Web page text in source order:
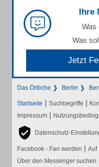
Ihre
Was
Was
Jetzt
Das Örtliche Berlin
Startseite | Suchbegriffe |
Impressum |
Datenschutz-
Facebook - Fan werden | Auf
Über den Messenger suchen